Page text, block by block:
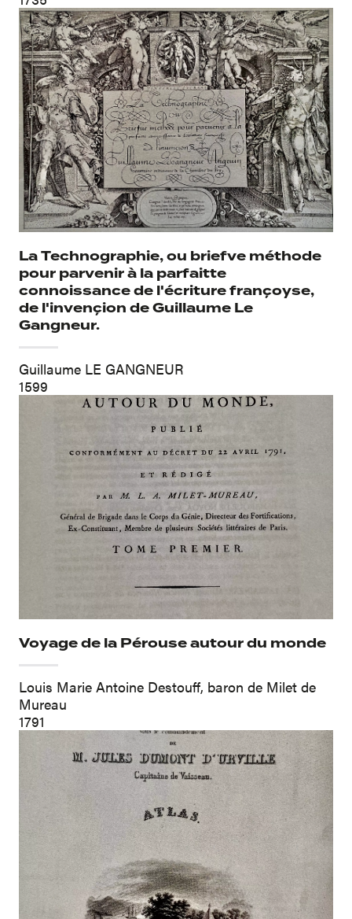
La Technographie, ou briefve méthode
pour parvenir à la parfaitte
connoissance de l'écriture françoyse,
de l'invençion de Guillaume Le
Gangneur.
Guillaume LE GANGNEUR
1599
Voyage de la Pérouse autour du monde
Louis Marie Antoine Destouff, baron de Milet de
Mureau
1791